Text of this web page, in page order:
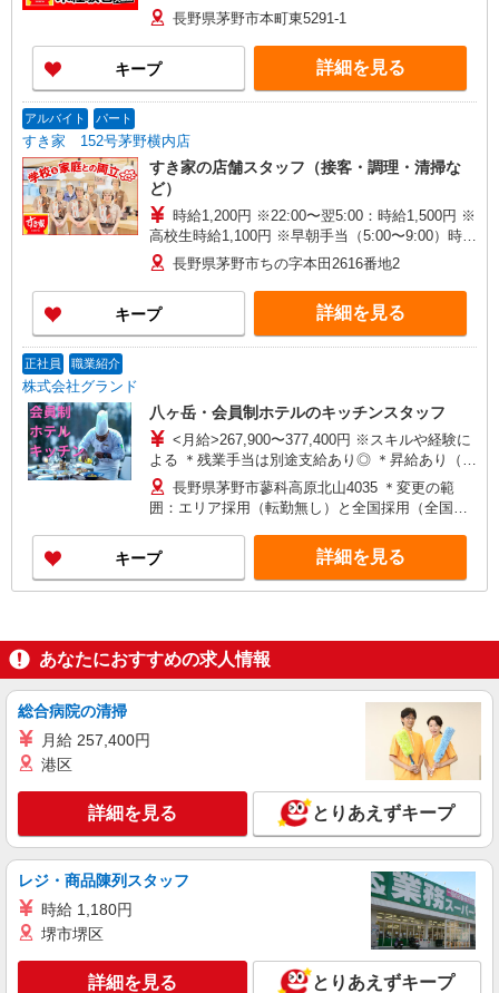
長野県茅野市本町東5291-1
キープ 詳細を見る
アルバイト パート
すき家 152号茅野横内店
すき家の店舗スタッフ（接客・調理・清掃な
ど）
時給1,200円 ※22:00〜翌5:00：時給1,500円 ※
高校生時給1,100円 ※早朝手当（5:00〜9:00）時給
＋150円
長野県茅野市ちの字本田2616番地2
キープ 詳細を見る
正社員 職業紹介
株式会社グランド
八ヶ岳・会員制ホテルのキッチンスタッフ
<月給>267,900〜377,400円 ※スキルや経験に
よる ＊残業手当は別途支給あり◎ ＊昇給あり（年
1回：6月） ＊賞与あり（年2回：7月・12月） ＊
交通費別途支給あり。（上限15万円まで）
長野県茅野市蓼科高原北山4035 ＊変更の範
囲：エリア採用（転勤無し）と全国採用（全国転
より異なります。（要相談）
キープ 詳細を見る
あなたにおすすめの求人情報
総合病院の清掃
月給 257,400円
港区
詳細を見る とりあえずキープ
レジ・商品陳列スタッフ
時給 1,180円
堺市堺区
詳細を見る とりあえずキープ